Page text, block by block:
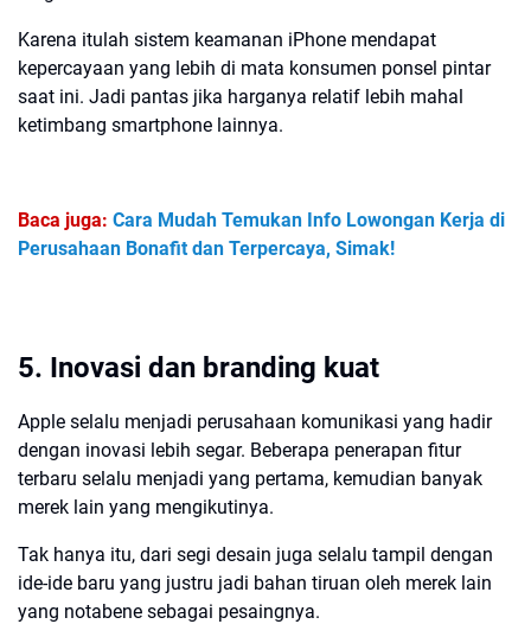
Karena itulah sistem keamanan iPhone mendapat
kepercayaan yang lebih di mata konsumen ponsel pintar
saat ini. Jadi pantas jika harganya relatif lebih mahal
ketimbang smartphone lainnya.
Baca juga: Cara Mudah Temukan Info Lowongan Kerja di
Perusahaan Bonafit dan Terpercaya, Simak!
5. Inovasi dan branding kuat
Apple selalu menjadi perusahaan komunikasi yang hadir
dengan inovasi lebih segar. Beberapa penerapan fitur
terbaru selalu menjadi yang pertama, kemudian banyak
merek lain yang mengikutinya.
Tak hanya itu, dari segi desain juga selalu tampil dengan
ide-ide baru yang justru jadi bahan tiruan oleh merek lain
yang notabene sebagai pesaingnya.